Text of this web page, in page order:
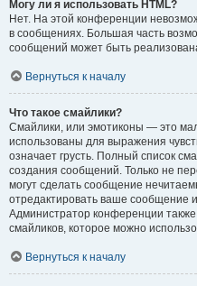
Могу ли я использовать HTML?
Нет. На этой конференции
в сообщениях. Большая часть
сообщений может быть
Вернуться к началу
Что такое смайлики?
Смайлики, или эмотиконы — это
использованы для выражения
означает грусть. Полный список
создания сообщений. Только не
могут сделать сообщение
отредактировать ваше сообщение
Администратор конференции
смайликов, которое можно
Вернуться к началу